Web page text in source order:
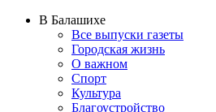
В Балашихе
Все выпуски газеты
Городская жизнь
О важном
Спорт
Культура
Благоустройство